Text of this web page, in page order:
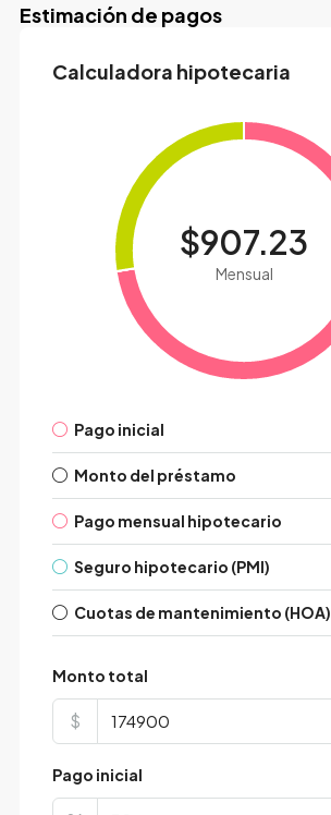
Estimación de pagos
Calculadora hipotecaria
$907.23
Mensual
Pago inicial
Monto del préstamo
Pago mensual hipotecario
Seguro hipotecario (PMI)
Cuotas de mantenimiento (HOA)
Monto total
$
Pago inicial